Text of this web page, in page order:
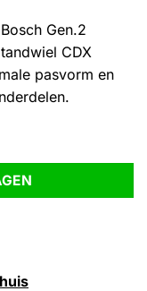
Gen.2
CDX
pasvorm en
spacer kit aantal